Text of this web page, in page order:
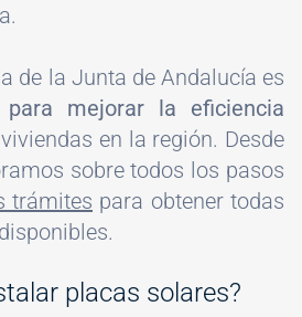
de la Junta de Andalucía es
para mejorar la eficiencia
en la región. Desde
sobre todos los pasos
trámites para obtener todas
placas solares?